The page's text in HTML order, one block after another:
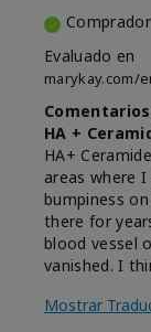
Evaluado en
marykay.com/
HA +
HA+
areas where
bumpiness
there for
blood vessel
vanished. I
Mostrar